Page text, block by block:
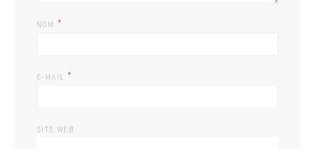
NOM *
E-MAIL *
SITE WEB